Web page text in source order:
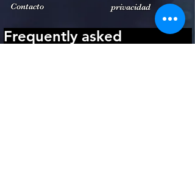
Contacto privacidad
Frequently asked